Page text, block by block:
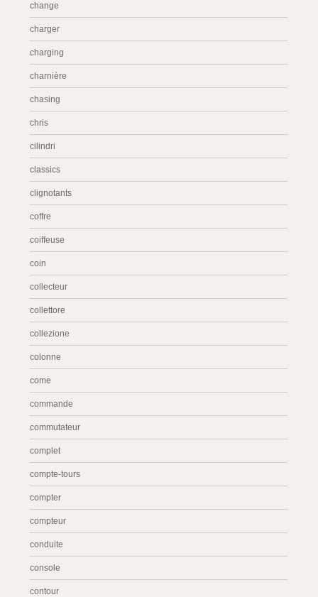
change
charger
charging
charnière
chasing
chris
cilindri
classics
clignotants
coffre
coiffeuse
coin
collecteur
collettore
collezione
colonne
come
commande
commutateur
complet
compte-tours
compter
compteur
conduite
console
contour